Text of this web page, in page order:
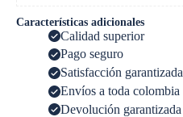
Características adicionales
Calidad superior
Pago seguro
Satisfacción garantizada
Envíos a toda colombia
Devolución garantizada